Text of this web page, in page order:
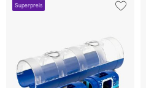
Superpreis